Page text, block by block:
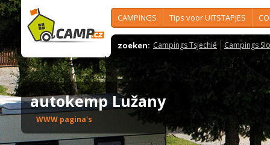
CAMPINGS Tips voor UITSTAPJES
zoeken: Campings Tsjechië Campings
autokemp Lužany
WWW pagina's